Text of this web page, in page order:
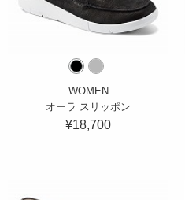
WOMEN
オーラ スリッポン
¥18,700